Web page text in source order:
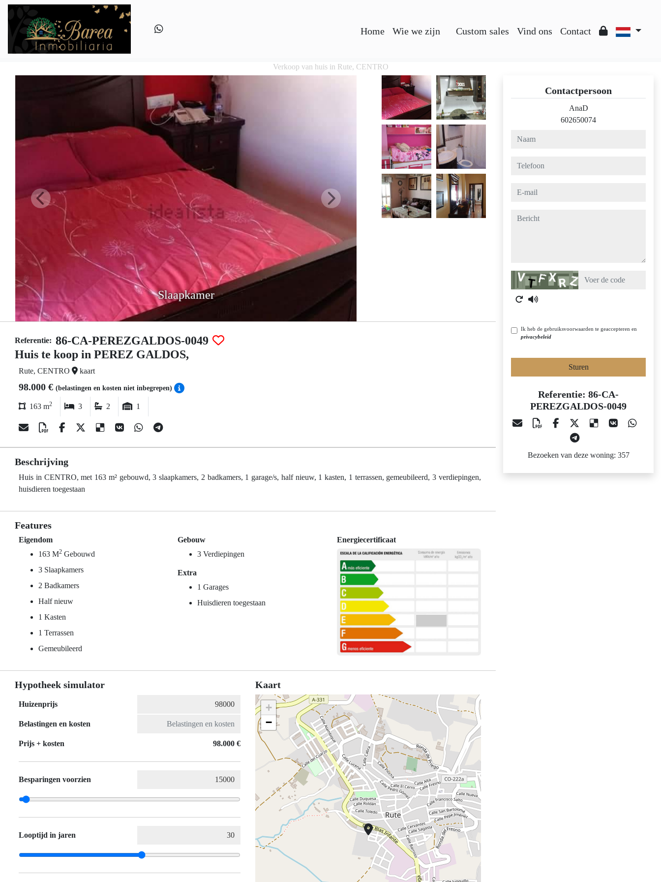
Home Wie we zijn Custom sales Vind ons Contact
Verkoop van huis in Rute, CENTRO
Slaapkamer
Referentie: 86-CA-PEREZGALDOS-0049
Huis te koop in PEREZ GALDOS,
Rute, CENTRO kaart
98.000 € (belastingen en kosten niet inbegrepen)
163 m2 3 2 1
Beschrijving
Huis in CENTRO, met 163 m² gebouwd, 3 slaapkamers, 2 badkamers, 1 garage/s, half nieuw, 1 kasten, 1 terrassen, gemeubileerd, 3 verdiepingen,
huisdieren toegestaan
Features
Eigendom
163 M2 Gebouwd
3 Slaapkamers
2 Badkamers
Half nieuw
1 Kasten
1 Terrassen
Gemeubileerd
Gebouw
3 Verdiepingen
Extra
1 Garages
Huisdieren toegestaan
Energiecertificaat
Hypotheek simulator
Huizenprijs
Belastingen en kosten
Prijs + kosten 98.000 €
Besparingen voorzien
Looptijd in jaren
Kaart
+
−
Contactpersoon
AnaD
602650074
naam
telefoon
e-mail
bericht
Captcha
Ik heb de gebruiksvoorwaarden te geaccepteren en
privacybeleid
Sturen
Referentie: 86-CA-
PEREZGALDOS-0049
Bezoeken van deze woning: 357